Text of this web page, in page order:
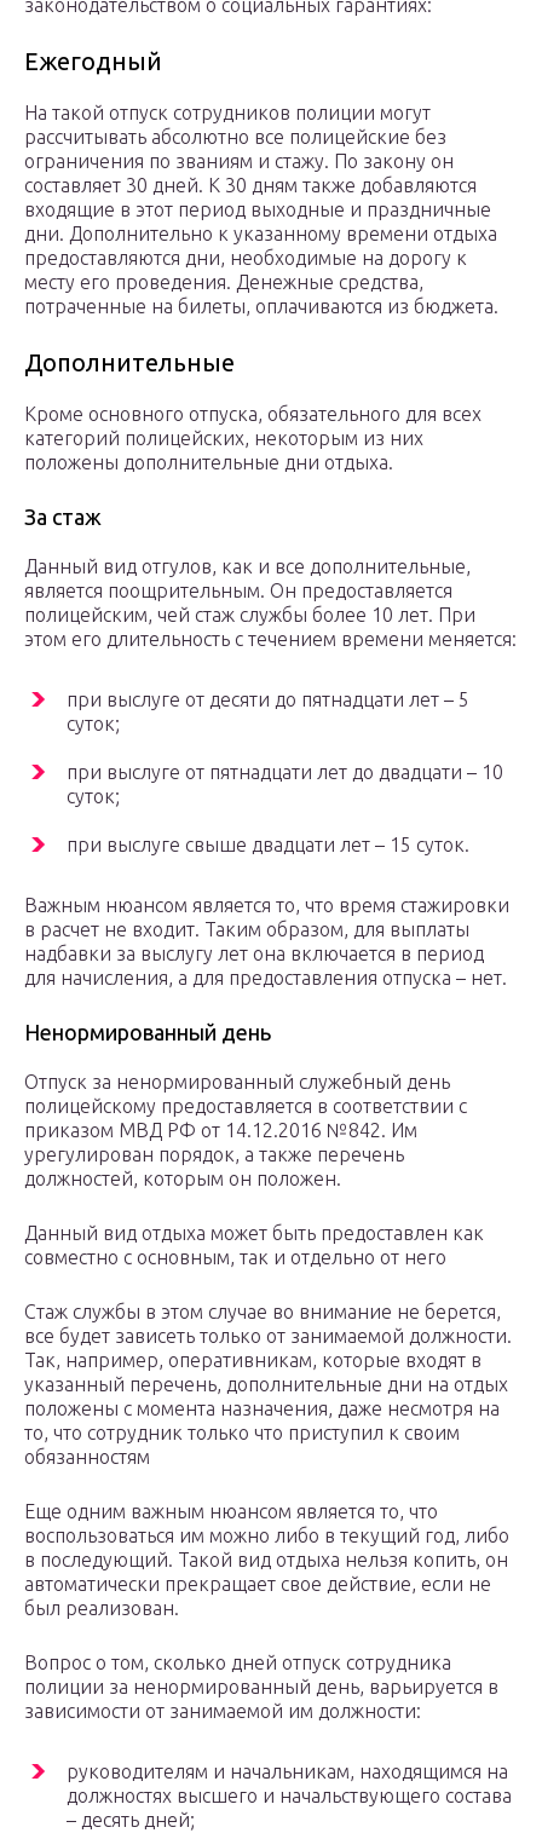
законодательством о социальных гарантиях:
Ежегодный
На такой отпуск сотрудников полиции могут
рассчитывать абсолютно все полицейские без
ограничения по званиям и стажу. По закону он
составляет 30 дней. К 30 дням также добавляются
входящие в этот период выходные и праздничные
дни. Дополнительно к указанному времени отдыха
предоставляются дни, необходимые на дорогу к
месту его проведения. Денежные средства,
потраченные на билеты, оплачиваются из бюджета.
Дополнительные
Кроме основного отпуска, обязательного для всех
категорий полицейских, некоторым из них
положены дополнительные дни отдыха.
За стаж
Данный вид отгулов, как и все дополнительные,
является поощрительным. Он предоставляется
полицейским, чей стаж службы более 10 лет. При
этом его длительность с течением времени меняется:
при выслуге от десяти до пятнадцати лет – 5
суток;
при выслуге от пятнадцати лет до двадцати – 10
суток;
при выслуге свыше двадцати лет – 15 суток.
Важным нюансом является то, что время стажировки
в расчет не входит. Таким образом, для выплаты
надбавки за выслугу лет она включается в период
для начисления, а для предоставления отпуска – нет.
Ненормированный день
Отпуск за ненормированный служебный день
полицейскому предоставляется в соответствии с
приказом МВД РФ от 14.12.2016 №842. Им
урегулирован порядок, а также перечень
должностей, которым он положен.
Данный вид отдыха может быть предоставлен как
совместно с основным, так и отдельно от него
Стаж службы в этом случае во внимание не берется,
все будет зависеть только от занимаемой должности.
Так, например, оперативникам, которые входят в
указанный перечень, дополнительные дни на отдых
положены с момента назначения, даже несмотря на
то, что сотрудник только что приступил к своим
обязанностям
Еще одним важным нюансом является то, что
воспользоваться им можно либо в текущий год, либо
в последующий. Такой вид отдыха нельзя копить, он
автоматически прекращает свое действие, если не
был реализован.
Вопрос о том, сколько дней отпуск сотрудника
полиции за ненормированный день, варьируется в
зависимости от занимаемой им должности:
руководителям и начальникам, находящимся на
должностях высшего и начальствующего состава
– десять дней;